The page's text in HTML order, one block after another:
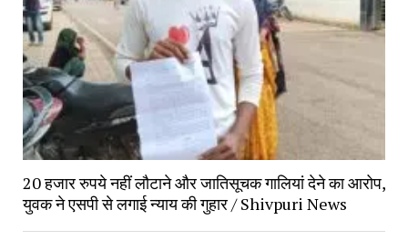
20 हजार रुपये नहीं लौटाने और जातिसूचक गालियां देने का आरोप,
युवक ने एसपी से लगाई न्याय की गुहार / Shivpuri News